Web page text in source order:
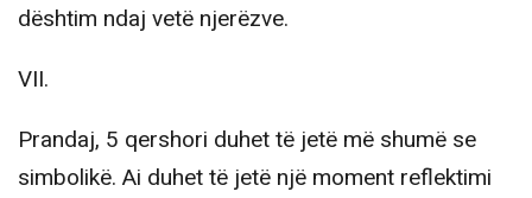
dështim ndaj vetë njerëzve.
VII.
Prandaj, 5 qershori duhet të jetë më shumë se
simbolikë. Ai duhet të jetë një moment reflektimi